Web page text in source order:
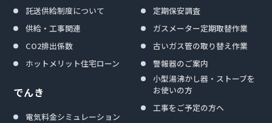
託送供給制度について
供給・工事関連
CO2排出係数
ホットメリット住宅ローン
でんき
電気料金シミュレーション
定期保安調査
ガスメーター定期取替作業
古いガス管の取り替え作業
警報器のご案内
小型湯沸かし器・ストーブを
お使いの方
工事をご予定の方へ